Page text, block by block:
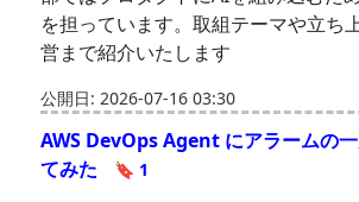
を担っています。取組テーマや立ち
営まで紹介いたします
公開日: 2026-07-16 03:30
AWS DevOps Agent にアラームの
てみた
🔖 1